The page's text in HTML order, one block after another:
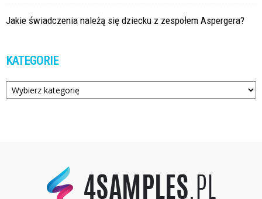
Jakie świadczenia należą się dziecku z zespołem Aspergera?
KATEGORIE
Kategorie